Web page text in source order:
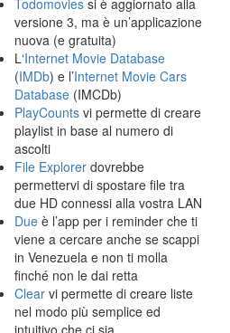
Todomovies si è aggiornato alla
versione 3, ma è un’applicazione
nuova (e gratuita)
L‘Internet Movie Database
(IMDb) e l’Internet Movie Cars
Database (IMCDb)
PlayCounts vi permette di creare
playlist in base al numero di
ascolti
File Explorer dovrebbe
permettervi di spostare file tra
due HD connessi alla vostra LAN
Due è l’app per i reminder che ti
viene a cercare anche se scappi
in Venezuela e non ti molla
finché non le dai retta
Clear vi permette di creare liste
nel modo più semplice ed
intuitivo che ci sia